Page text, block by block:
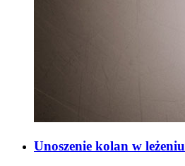
Unoszenie kolan w leżeniu